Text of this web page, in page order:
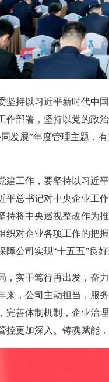
持以习近平新时代中
作部署，坚持以党的政
发展”年度管理主题，
工作，要坚持以习近
平总书记对中央企业工
持将中央巡视整改作为
织对企业各项工作的把
公司实现“十五五”良
干笃行再出发，奋力
来，公司主动担当，服
完善体制机制，企业治
更加深入。铸魂赋能